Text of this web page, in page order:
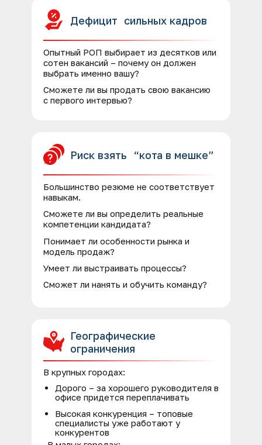
Риск взять “кота в мешке”
Большинство резюме не соответствует
навыкам.
Сможете ли вы определить реальные
компетенции кандидата?
Понимает ли особенности рынка и
модель продаж?
Умеет ли выстраивать процессы?
Сможет ли нанять и обучить команду?
Дефицит сильных кадров
Опытный РОП выбирает из десятков или
сотен вакансий – почему он должен
выбрать именно вашу?
Сможете ли вы продать свою вакансию
с первого интервью?
Географические
ограничения
В крупных городах:
Высокая конкуренция – топовые
специалисты уже работают у
конкурентов
Дорого – за хорошего руководителя в
офисе придется переплачивать